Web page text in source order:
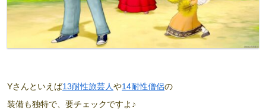
Yさんといえば13耐性旅芸人や14耐性僧侶の
装備も独特で、要チェックですよ♪